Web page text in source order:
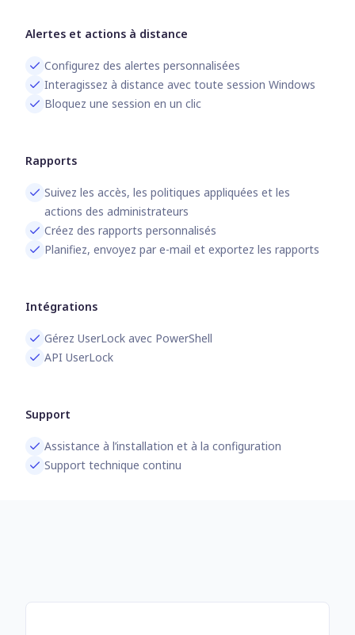
Alertes et actions à distance
Configurez des alertes personnalisées
Interagissez à distance avec toute session Windows
Bloquez une session en un clic
Rapports
Suivez les accès, les politiques appliquées et les
actions des administrateurs
Créez des rapports personnalisés
Planifiez, envoyez par e-mail et exportez les rapports
Intégrations
Gérez UserLock avec PowerShell
API UserLock
Support
Assistance à l’installation et à la configuration
Support technique continu